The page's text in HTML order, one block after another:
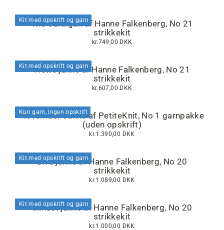
Kit med opskrift og garn
Trio cardigan af Hanne Falkenberg, No 21
strikkekit
kr.749,00 DKK
Kit med opskrift og garn
Flette jakke af Hanne Falkenberg, No 21
strikkekit
kr.607,00 DKK
Kun garn, ingen opskrift
November Jakke af PetiteKnit, No 1 garnpakke
(uden opskrift)
kr.1.390,00 DKK
Kit med opskrift og garn
Diva jakke af Hanne Falkenberg, No 20
strikkekit
kr.1.089,00 DKK
Kit med opskrift og garn
Silhuet jakke af Hanne Falkenberg, No 20
strikkekit
kr.1.000,00 DKK